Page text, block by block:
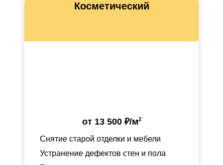
Косметический
от13 500 ₽/м2
Снятие старой отделки и мебели
Устранение дефектов стен и пола